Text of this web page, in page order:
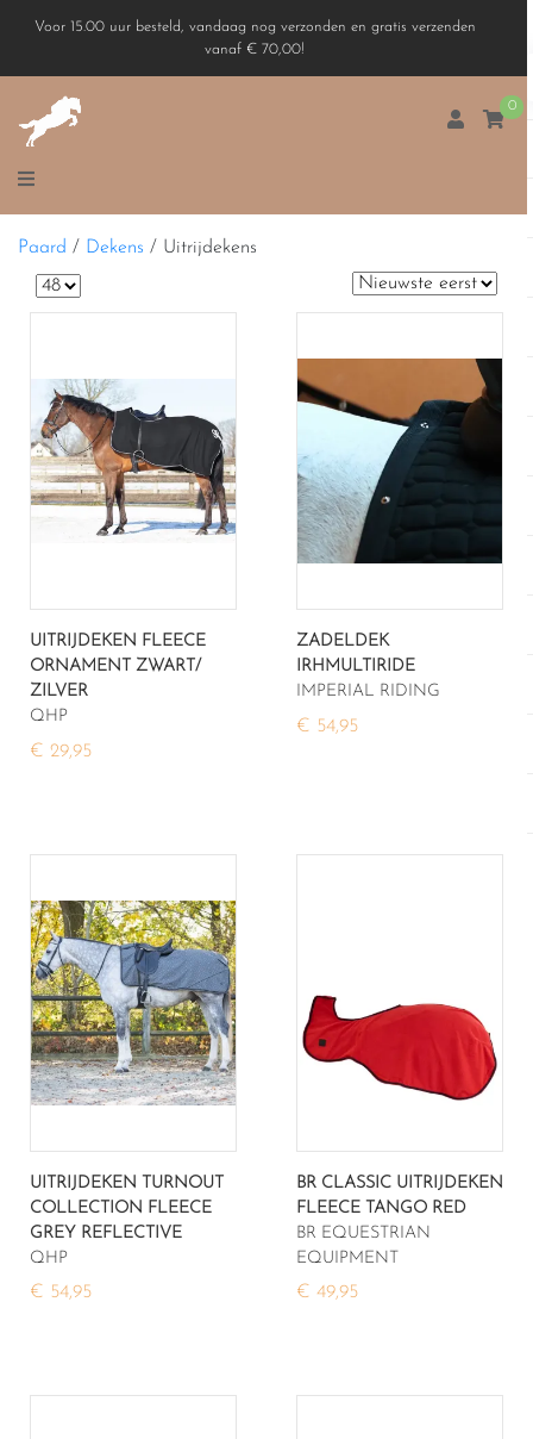
Voor 15.00 uur besteld, vandaag nog verzonden en gratis verzenden
vanaf € 70,00!
0
Paard / Dekens / Uitrijdekens
UITRIJDEKEN FLEECE
ORNAMENT ZWART/
ZILVER
QHP
€ 29,95
ZADELDEK
IRHMULTIRIDE
IMPERIAL RIDING
€ 54,95
UITRIJDEKEN TURNOUT
COLLECTION FLEECE
GREY REFLECTIVE
QHP
€ 54,95
BR CLASSIC UITRIJDEKEN
FLEECE TANGO RED
BR EQUESTRIAN
EQUIPMENT
€ 49,95